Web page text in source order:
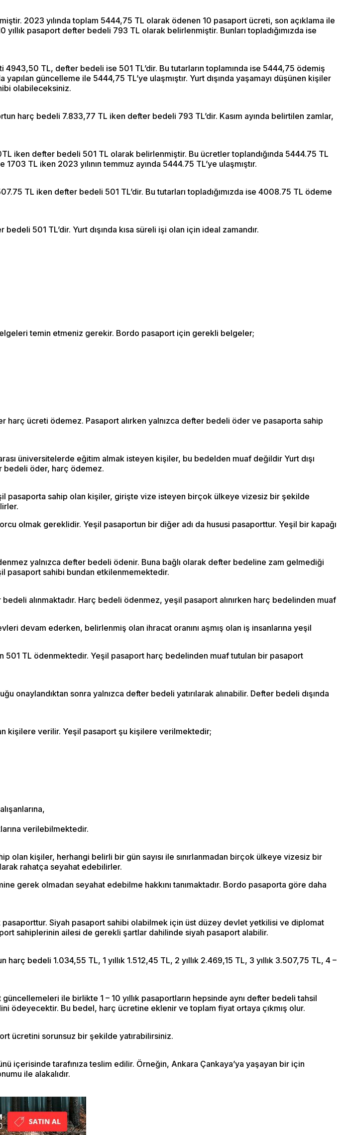
2023 yılında toplam 5444,75 TL olarak ödenen 10 pasaport ücreti, son açıklama ile
pasaport defter bedeli 793 TL olarak belirlenmiştir. Bunları topladığımızda ise
4943,50 TL, defter bedeli ise 501 TL’dir. Bu tutarların toplamında ise 5444,75 ödemiş
güncelleme ile 5444,75 TL’ye ulaşmıştır. Yurt dışında yaşamayı düşünen kişiler
olabileceksiniz.
harç bedeli 7.833,77 TL iken defter bedeli 793 TL’dir. Kasım ayında belirtilen zamlar,
iken defter bedeli 501 TL olarak belirlenmiştir. Bu ücretler toplandığında 5444.75 TL
TL iken 2023 yılının temmuz ayında 5444.75 TL’ye ulaşmıştır.
TL iken defter bedeli 501 TL’dir. Bu tutarları topladığımızda ise 4008.75 TL ödeme
501 TL’dir. Yurt dışında kısa süreli işi olan için ideal zamandır.
temin etmeniz gerekir. Bordo pasaport için gerekli belgeler;
ücreti ödemez. Pasaport alırken yalnızca defter bedeli öder ve pasaporta sahip
üniversitelerde eğitim almak isteyen kişiler, bu bedelden muaf değildir Yurt dışı
bedeli öder, harç ödemez.
pasaporta sahip olan kişiler, girişte vize isteyen birçok ülkeye vizesiz bir şekilde
olmak gereklidir. Yeşil pasaportun bir diğer adı da hususi pasaporttur. Yeşil bir kapağı
yalnızca defter bedeli ödenir. Buna bağlı olarak defter bedeline zam gelmediği
pasaport sahibi bundan etkilenmemektedir.
alınmaktadır. Harç bedeli ödenmez, yeşil pasaport alınırken harç bedelinden muaf
devam ederken, belirlenmiş olan ihracat oranını aşmış olan iş insanlarına yeşil
501 TL ödenmektedir. Yeşil pasaport harç bedelinden muaf tutulan bir pasaport
onaylandıktan sonra yalnızca defter bedeli yatırılarak alınabilir. Defter bedeli dışında
kişilere verilir. Yeşil pasaport şu kişilere verilmektedir;
verilebilmektedir.
kişiler, herhangi belirli bir gün sayısı ile sınırlanmadan birçok ülkeye vizesiz bir
rahatça seyahat edebilirler.
gerek olmadan seyahat edebilme hakkını tanımaktadır. Bordo pasaporta göre daha
Siyah pasaport sahibi olabilmek için üst düzey devlet yetkilisi ve diplomat
sahiplerinin ailesi de gerekli şartlar dahilinde siyah pasaport alabilir.
bedeli 1.034,55 TL, 1 yıllık 1.512,45 TL, 2 yıllık 2.469,15 TL, 3 yıllık 3.507,75 TL, 4 –
ile birlikte 1 – 10 yıllık pasaportların hepsinde aynı defter bedeli tahsil
ödeyecektir. Bu bedel, harç ücretine eklenir ve toplam fiyat ortaya çıkmış olur.
ücretini sorunsuz bir şekilde yatırabilirsiniz.
içerisinde tarafınıza teslim edilir. Örneğin, Ankara Çankaya’ya yaşayan bir için
ile alakalıdır.